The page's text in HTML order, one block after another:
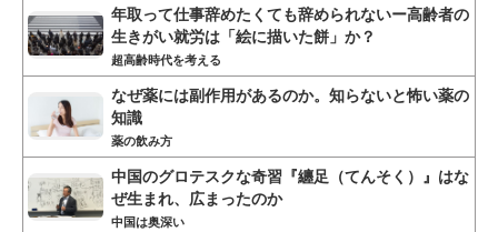
年取って仕事辞めたくても辞められないー高齢者の
生きがい就労は「絵に描いた餅」か？
超高齢時代を考える
なぜ薬には副作用があるのか。知らないと怖い薬の
知識
薬の飲み方
中国のグロテスクな奇習『纏足（てんそく）』はな
ぜ生まれ、広まったのか
中国は奥深い